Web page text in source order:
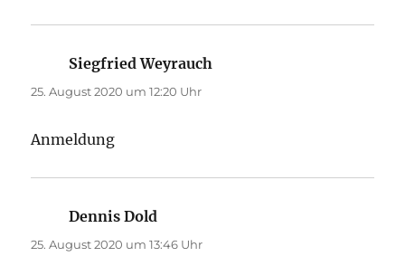
Siegfried Weyrauch
25. August 2020 um 12:20 Uhr
Anmeldung
Dennis Dold
25. August 2020 um 13:46 Uhr